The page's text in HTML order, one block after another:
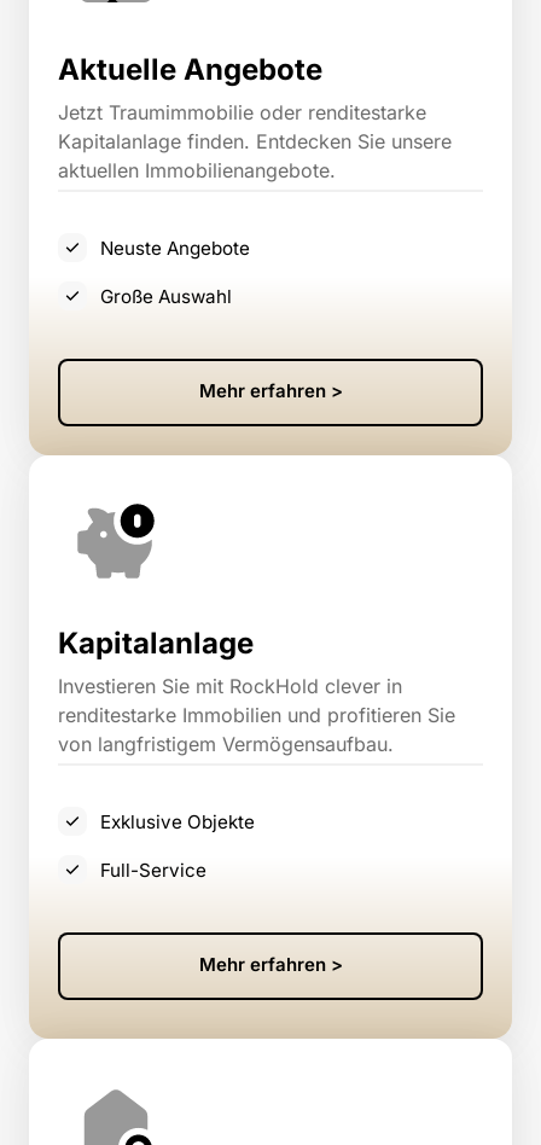
Aktuelle Angebote
Jetzt Traumimmobilie oder renditestarke
Kapitalanlage finden. Entdecken Sie unsere
aktuellen Immobilienangebote.
Neuste Angebote
Große Auswahl
Mehr erfahren >
Kapitalanlage
Investieren Sie mit RockHold clever in
renditestarke Immobilien und profitieren Sie
von langfristigem Vermögensaufbau.
Exklusive Objekte
Full-Service
Mehr erfahren >